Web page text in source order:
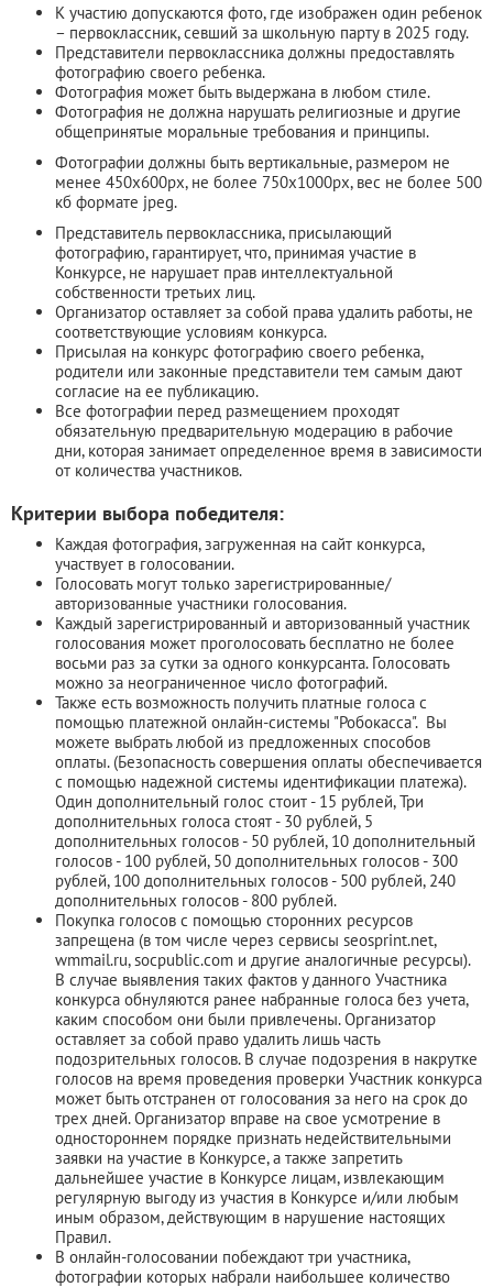
К участию допускаются фото, где изображен один ребенок
– первоклассник, севший за школьную парту в 2025 году.
Представители первоклассника должны предоставлять
фотографию своего ребенка.
Фотография может быть выдержана в любом стиле.
Фотография не должна нарушать религиозные и другие
общепринятые моральные требования и принципы.
Фотографии должны быть вертикальные, размером не
менее 450x600px, не более 750x1000px, вес не более 500
кб формате jpeg.
Представитель первоклассника, присылающий
фотографию, гарантирует, что, принимая участие в
Конкурсе, не нарушает прав интеллектуальной
собственности третьих лиц.
Организатор оставляет за собой права удалить работы, не
соответствующие условиям конкурса.
Присылая на конкурс фотографию своего ребенка,
родители или законные представители тем самым дают
согласие на ее публикацию.
Все фотографии перед размещением проходят
обязательную предварительную модерацию в рабочие
дни, которая занимает определенное время в зависимости
от количества участников.
Критерии выбора победителя:
Каждая фотография, загруженная на сайт конкурса,
участвует в голосовании.
Голосовать могут только зарегистрированные/
авторизованные участники голосования.
Каждый зарегистрированный и авторизованный участник
голосования может проголосовать бесплатно не более
восьми раз за сутки за одного конкурсанта. Голосовать
можно за неограниченное число фотографий.
Также есть возможность получить платные голоса с
помощью платежной онлайн-системы "Робокасса". Вы
можете выбрать любой из предложенных способов
оплаты. (Безопасность совершения оплаты обеспечивается
с помощью надежной системы идентификации платежа).
Один дополнительный голос стоит - 15 рублей, Три
дополнительных голоса стоят - 30 рублей, 5
дополнительных голосов - 50 рублей, 10 дополнительный
голосов - 100 рублей, 50 дополнительных голосов - 300
рублей, 100 дополнительных голосов - 500 рублей, 240
дополнительных голосов - 800 рублей.
Покупка голосов с помощью сторонних ресурсов
запрещена (в том числе через сервисы seosprint.net,
wmmail.ru, socpublic.com и другие аналогичные ресурсы).
В случае выявления таких фактов у данного Участника
конкурса обнуляются ранее набранные голоса без учета,
каким способом они были привлечены. Организатор
оставляет за собой право удалить лишь часть
подозрительных голосов. В случае подозрения в накрутке
голосов на время проведения проверки Участник конкурса
может быть отстранен от голосования за него на срок до
трех дней. Организатор вправе на свое усмотрение в
одностороннем порядке признать недействительными
заявки на участие в Конкурсе, а также запретить
дальнейшее участие в Конкурсе лицам, извлекающим
регулярную выгоду из участия в Конкурсе и/или любым
иным образом, действующим в нарушение настоящих
Правил.
В онлайн-голосовании побеждают три участника,
фотографии которых набрали наибольшее количество